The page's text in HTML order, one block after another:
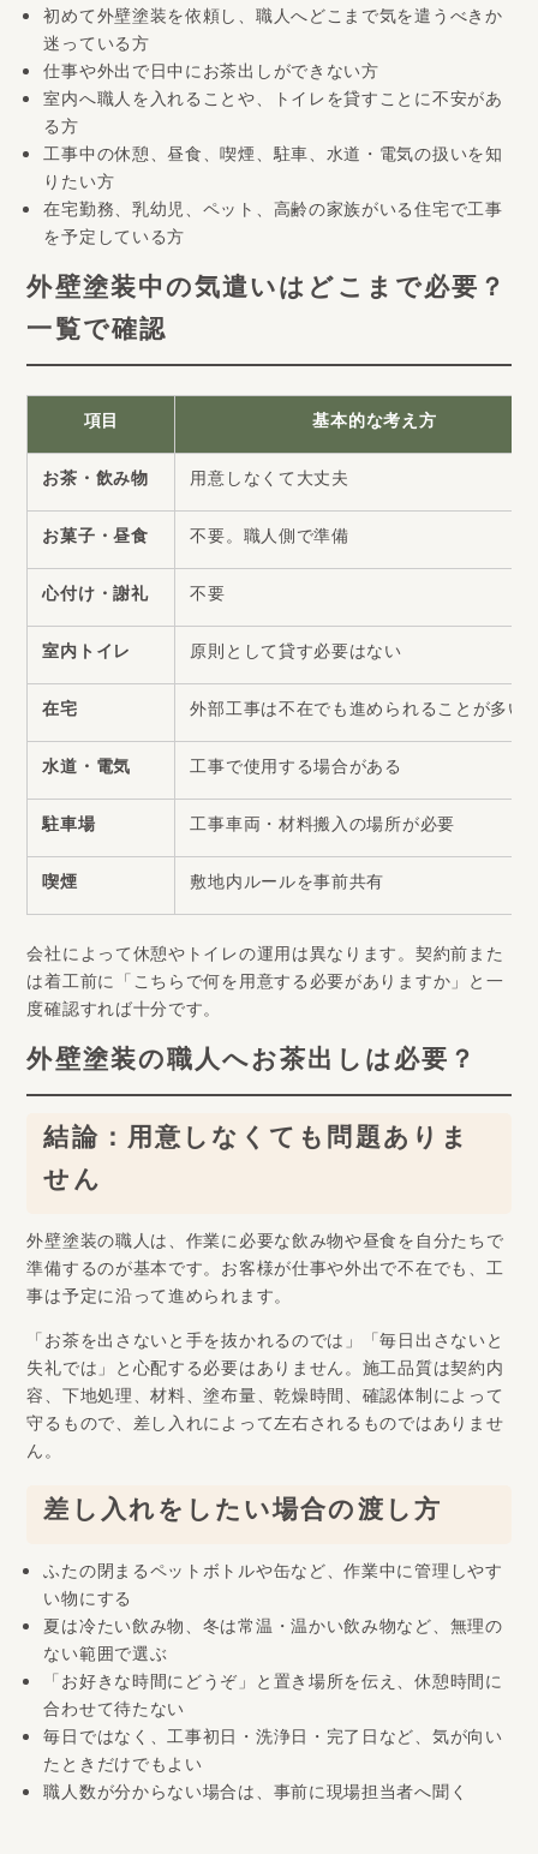
初めて外壁塗装を依頼し、職人へどこまで気を遣うべきか
迷っている方
仕事や外出で日中にお茶出しができない方
室内へ職人を入れることや、トイレを貸すことに不安があ
る方
工事中の休憩、昼食、喫煙、駐車、水道・電気の扱いを知
りたい方
在宅勤務、乳幼児、ペット、高齢の家族がいる住宅で工事
を予定している方
外壁塗装中の気遣いはどこまで必要？
一覧で確認
項目
基本的な考え方
お茶・飲み物
用意しなくて大丈夫
お菓子・昼食
不要。職人側で準備
心付け・謝礼
不要
室内トイレ
原則として貸す必要はない
在宅
外部工事は不在でも進められることが多い
水道・電気
工事で使用する場合がある
駐車場
工事車両・材料搬入の場所が必要
喫煙
敷地内ルールを事前共有
会社によって休憩やトイレの運用は異なります。契約前また
は着工前に「こちらで何を用意する必要がありますか」と一
度確認すれば十分です。
外壁塗装の職人へお茶出しは必要？
結論：用意しなくても問題ありま
せん
外壁塗装の職人は、作業に必要な飲み物や昼食を自分たちで
準備するのが基本です。お客様が仕事や外出で不在でも、工
事は予定に沿って進められます。
「お茶を出さないと手を抜かれるのでは」「毎日出さないと
失礼では」と心配する必要はありません。施工品質は契約内
容、下地処理、材料、塗布量、乾燥時間、確認体制によって
守るもので、差し入れによって左右されるものではありませ
ん。
差し入れをしたい場合の渡し方
ふたの閉まるペットボトルや缶など、作業中に管理しやす
い物にする
夏は冷たい飲み物、冬は常温・温かい飲み物など、無理の
ない範囲で選ぶ
「お好きな時間にどうぞ」と置き場所を伝え、休憩時間に
合わせて待たない
毎日ではなく、工事初日・洗浄日・完了日など、気が向い
たときだけでもよい
職人数が分からない場合は、事前に現場担当者へ聞く